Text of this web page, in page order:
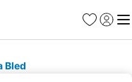
Suosikit
Bled